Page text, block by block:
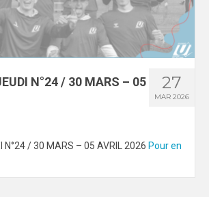
27
MAR 2026
N°24 / 30 MARS – 05
N°24 / 30 MARS – 05 AVRIL 2026 Pour en